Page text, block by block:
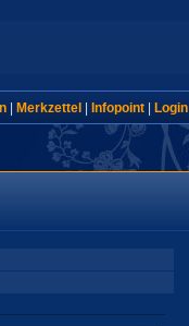
| Merkzettel Infopoint| Login